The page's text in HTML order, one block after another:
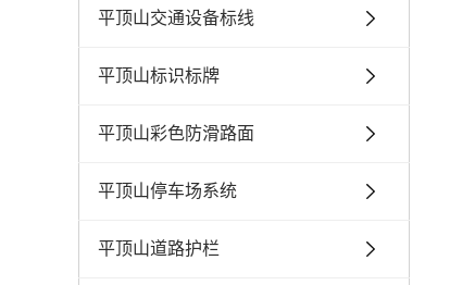
平顶山交通设备标线
平顶山标识标牌
平顶山彩色防滑路面
平顶山停车场系统
平顶山道路护栏